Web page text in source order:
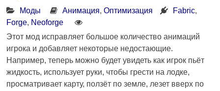
Моды Анимация,Оптимизация Fabric,
Forge, Neoforge
Этот мод исправляет большое количество анимаций
игрока и добавляет некоторые недостающие.
Например, теперь можно будет увидеть как игрок пьёт
жидкость, использует руки, чтобы грести на лодке,
просматривает карту, ползёт по земле, лезет вверх по